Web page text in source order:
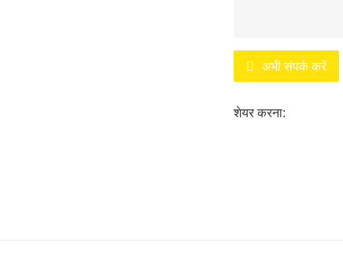
अभी संपर्क करें
शेयर करना: